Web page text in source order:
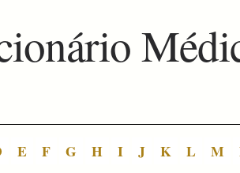
E F G H I J K L M